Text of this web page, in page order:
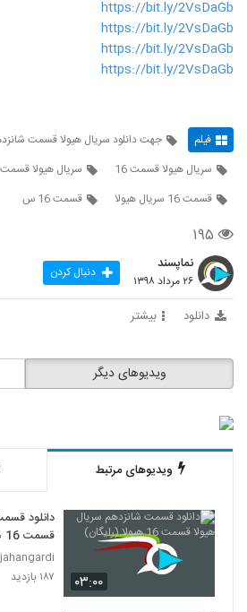
https://bit.ly/2VsDaGb
https://bit.ly/2VsDaGb
https://bit.ly/2VsDaGb
https://bit.ly/2VsDaGb
فیلم
جهت دانلود سریال هیولا قسمت
سریال هیولا قسمت 16
سریال هیولا قسمت 16 سانزدهم
قسمت 16 سریال هیولا
قسمت 16 س
۱۹۵
نماپسند
۲۶ مرداد ۱۳۹۸ دنبال کردن
دانلود بیشتر
ویدیوهای دیگر
ویدیوهای مرتبط
۰۳:۰۰
دانلود
قسمت 16 هیولا (رایگان)
jahangardi
۱۸۷ بازدید